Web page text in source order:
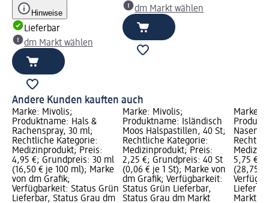
Hinweise
Lieferbar
dm Markt wählen
dm Markt wählen
Andere Kunden kauften auch
Marke: Mivolis;
Produktname: Hals &
Rachenspray, 30 ml;
Rechtliche Kategorie:
Medizinprodukt; Preis:
4,95 €; Grundpreis: 30 ml
(16,50 € je 100 ml); Marke
von dm Grafik;
Verfügbarkeit: Status Grün
Lieferbar, Status Grau dm
Marke: Mivolis;
Produktname: Isländisch
Moos Halspastillen, 40 St;
Rechtliche Kategorie:
Medizinprodukt; Preis:
2,25 €; Grundpreis: 40 St
(0,06 € je 1 St); Marke von
dm Grafik; Verfügbarkeit:
Status Grün Lieferbar,
Status Grau dm Markt
Marke:
Nasen
5,75 €;
(28,75 €
Markt